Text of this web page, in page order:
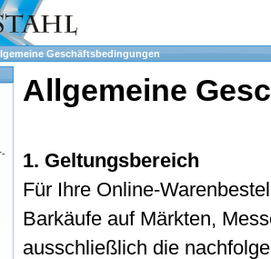
Geschäftsbedingungen
Allgemeine
1. Geltungsbereich
Für Ihre Online-
Barkäufe auf Märkten,
ausschließlich die